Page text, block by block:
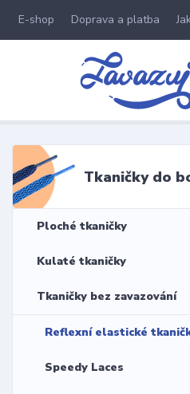
E-shop Doprava a platba
Tkaničky do
Ploché tkaničky
Kulaté tkaničky
Tkaničky bez zavazování
Reflexní elastické
Speedy Laces